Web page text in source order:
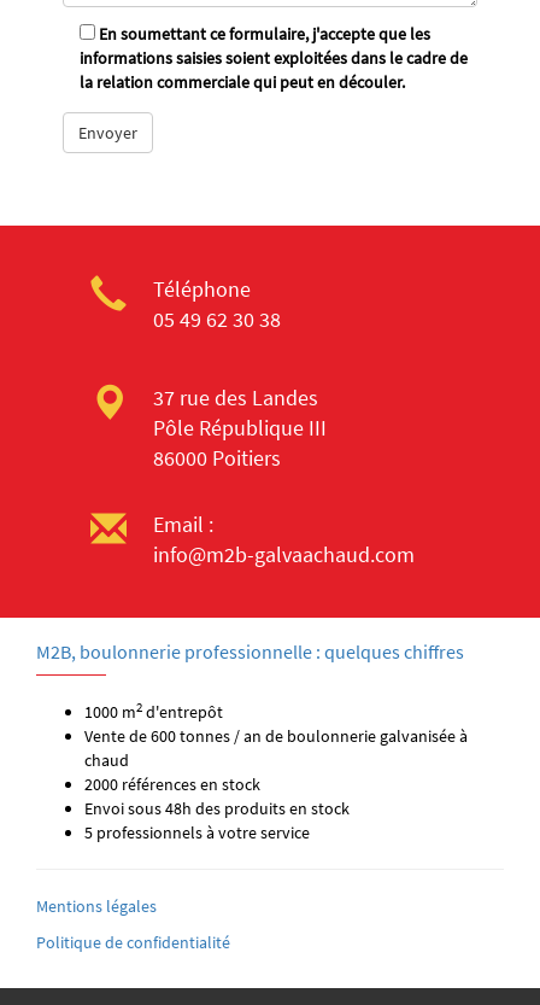
En soumettant ce formulaire, j'accepte que les
informations saisies soient exploitées dans le cadre de
la relation commerciale qui peut en découler.
Téléphone
05 49 62 30 38
37 rue des Landes
Pôle République III
86000 Poitiers
Email :
info@m2b-galvaachaud.com
M2B, boulonnerie professionnelle : quelques chiffres
1000 m2 d'entrepôt
Vente de 600 tonnes / an de boulonnerie galvanisée à
chaud
2000 références en stock
Envoi sous 48h des produits en stock
5 professionnels à votre service
Mentions légales
Politique de confidentialité